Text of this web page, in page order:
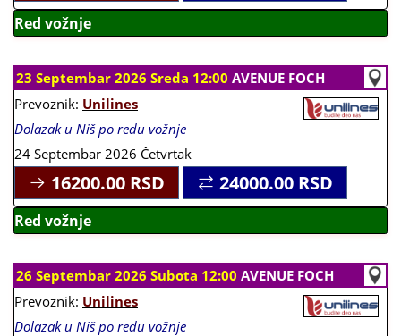
Red vožnje
23 Septembar 2026 Sreda 12:00 AVENUE FOCH
Prevoznik: Unilines
Dolazak u Niš po redu vožnje
24 Septembar 2026 Četvrtak
16200.00 RSD 24000.00 RSD
Red vožnje
26 Septembar 2026 Subota 12:00 AVENUE FOCH
Prevoznik: Unilines
Dolazak u Niš po redu vožnje